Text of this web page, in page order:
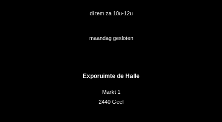
di tem za 10u-12u
maandag gesloten
Exporuimte de Halle
Markt 1
2440 Geel